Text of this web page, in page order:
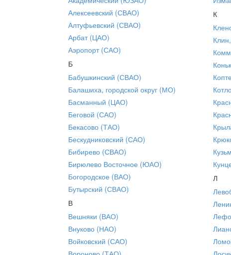
Алексеевский (СВАО)
Алтуфьевский (СВАО)
Арбат (ЦАО)
Аэропорт (САО)
Б
Бабушкинский (СВАО)
Балашиха, городской округ (МО)
Басманный (ЦАО)
Беговой (САО)
Бекасово (ТАО)
Бескудниковский (САО)
Бибирево (СВАО)
Бирюлево Восточное (ЮАО)
Богородское (ВАО)
Бутырский (СВАО)
В
Вешняки (ВАО)
Внуково (НАО)
Войковский (САО)
К
Л